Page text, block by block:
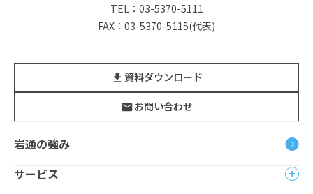
TEL：03-5370-5111
FAX：03-5370-5115(代表)
資料ダウンロード
お問い合わせ
岩通の強み
サービス